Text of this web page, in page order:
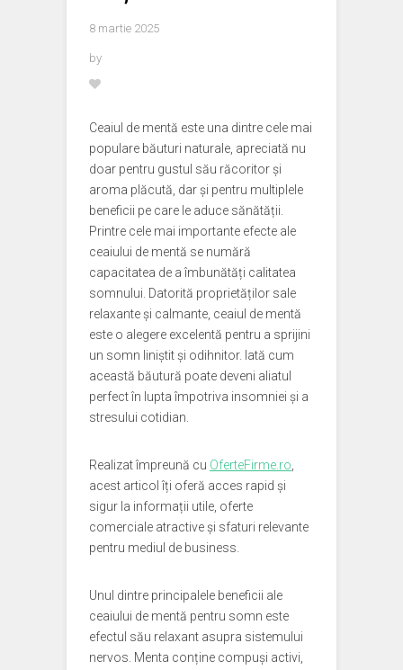
8 martie 2025
by
Ceaiul de mentă este una dintre cele mai
populare băuturi naturale, apreciată nu
doar pentru gustul său răcoritor și
aroma plăcută, dar și pentru multiplele
beneficii pe care le aduce sănătății.
Printre cele mai importante efecte ale
ceaiului de mentă se numără
capacitatea de a îmbunătăți calitatea
somnului. Datorită proprietăților sale
relaxante și calmante, ceaiul de mentă
este o alegere excelentă pentru a sprijini
un somn liniștit și odihnitor. Iată cum
această băutură poate deveni aliatul
perfect în lupta împotriva insomniei și a
stresului cotidian.
Realizat împreună cu OferteFirme.ro
acest articol îți oferă acces rapid și
sigur la informații utile, oferte
comerciale atractive și sfaturi relevante
pentru mediul de business.
Unul dintre principalele beneficii ale
ceaiului de mentă pentru somn este
efectul său relaxant asupra sistemului
nervos. Menta conține compuși activi,